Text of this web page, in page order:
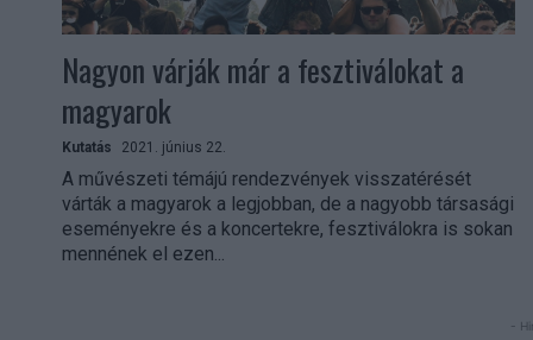
Nagyon várják már a fesztiválokat a
magyarok
Kutatás 2021. június 22.
A művészeti témájú rendezvények visszatérését
várták a magyarok a legjobban, de a nagyobb társasági
eseményekre és a koncertekre, fesztiválokra is sokan
mennének el ezen...
-